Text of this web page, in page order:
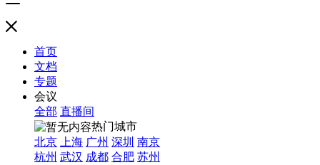
首页
文档
专题
会议
全部 直播间
热门城市
北京
上海 广州 深圳 南京
杭州 武汉 成都 合肥 苏州